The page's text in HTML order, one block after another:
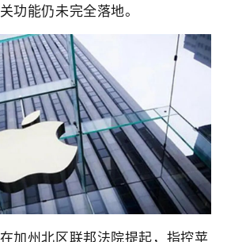
功能仍未完全落地。
加州北区联邦法院提起，指控苹